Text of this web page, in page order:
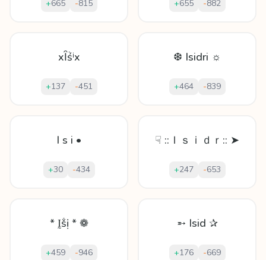
+665 -815 +655 -882
xȊṥⁱx
+137 -451
❆ Isidri ☼
+464 -839
I s i •
+30 -434
☟ ::Ｉｓｉｄｒ:: ➤
+247 -653
* Ḭṧị * ❁
+459 -946
➵ Isid ✰
+176 -669